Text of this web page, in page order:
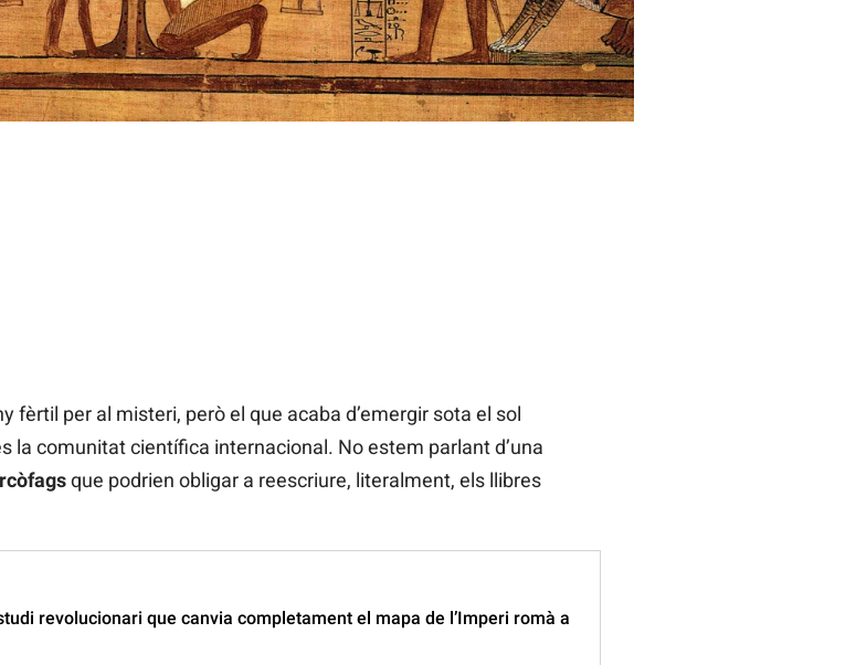
fèrtil per al misteri, però el que acaba d’emergir sota el sol
la comunitat científica internacional. No estem parlant d’una
que podrien obligar a reescriure, literalment, els llibres
revolucionari que canvia completament el mapa de l’Imperi romà a